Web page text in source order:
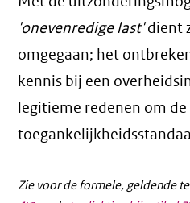
'onevenredige last'dient
omgegaan; het
kennis bij een
legitieme redenen om de
Zie voor de formele, geldende